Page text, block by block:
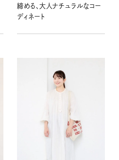
締める、大人ナチュラルなコー
ディネート